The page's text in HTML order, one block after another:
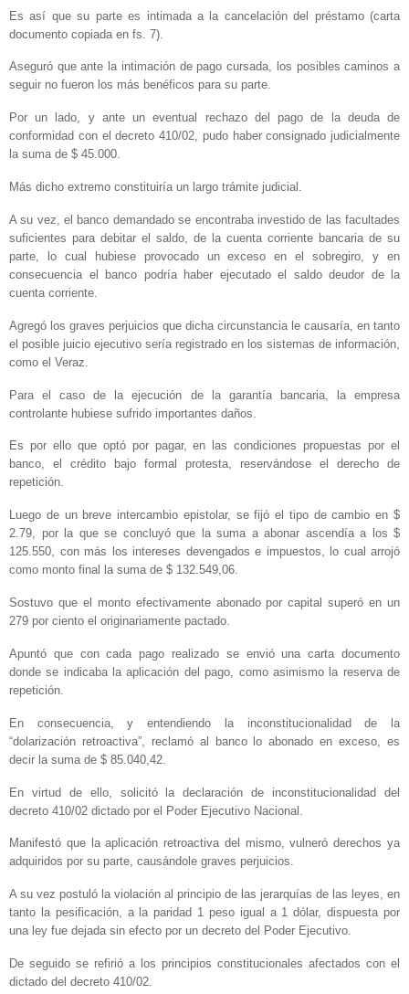
Es así que su parte es intimada a la cancelación del préstamo (carta
documento copiada en fs. 7).
Aseguró que ante la intimación de pago cursada, los posibles caminos a
seguir no fueron los más benéficos para su parte.
Por un lado, y ante un eventual rechazo del pago de la deuda de
conformidad con el decreto 410/02, pudo haber consignado judicialmente
la suma de $ 45.000.
Más dicho extremo constituiría un largo trámite judicial.
A su vez, el banco demandado se encontraba investido de las facultades
suficientes para debitar el saldo, de la cuenta corriente bancaria de su
parte, lo cual hubiese provocado un exceso en el sobregiro, y en
consecuencia el banco podría haber ejecutado el saldo deudor de la
cuenta corriente.
Agregó los graves perjuicios que dicha circunstancia le causaría, en tanto
el posible juicio ejecutivo sería registrado en los sistemas de información,
como el Veraz.
Para el caso de la ejecución de la garantía bancaria, la empresa
controlante hubiese sufrido importantes daños.
Es por ello que optó por pagar, en las condiciones propuestas por el
banco, el crédito bajo formal protesta, reservándose el derecho de
repetición.
Luego de un breve intercambio epistolar, se fijó el tipo de cambio en $
2.79, por la que se concluyó que la suma a abonar ascendía a los $
125.550, con más los intereses devengados e impuestos, lo cual arrojó
como monto final la suma de $ 132.549,06.
Sostuvo que el monto efectivamente abonado por capital superó en un
279 por ciento el originariamente pactado.
Apuntó que con cada pago realizado se envió una carta documento
donde se indicaba la aplicación del pago, como asimismo la reserva de
repetición.
En consecuencia, y entendiendo la inconstitucionalidad de la
“dolarización retroactiva”, reclamó al banco lo abonado en exceso, es
decir la suma de $ 85.040,42.
En virtud de ello, solicitó la declaración de inconstitucionalidad del
decreto 410/02 dictado por el Poder Ejecutivo Nacional.
Manifestó que la aplicación retroactiva del mismo, vulneró derechos ya
adquiridos por su parte, causándole graves perjuicios.
A su vez postuló la violación al principio de las jerarquías de las leyes, en
tanto la pesificación, a la paridad 1 peso igual a 1 dólar, dispuesta por
una ley fue dejada sin efecto por un decreto del Poder Ejecutivo.
De seguido se refirió a los principios constitucionales afectados con el
dictado del decreto 410/02.